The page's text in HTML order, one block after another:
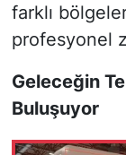
farklı
profesyonel
Geleceğin
Buluşuyor